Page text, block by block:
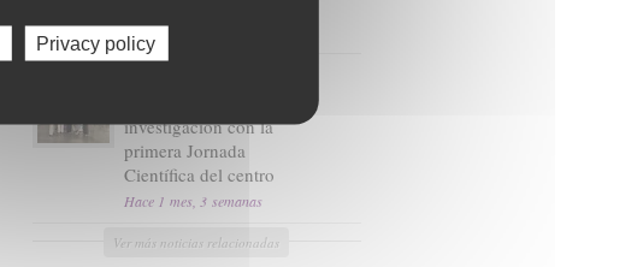
Hace 1 mes
investigación con la
primera Jornada
Científica del centro
Hace 1 mes, 3 semanas
Ver más noticias relacionadas
Privacy policy